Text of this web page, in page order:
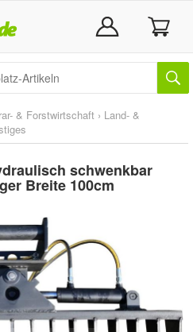
& Forstwirtschaft › Land- &
schwenkbar
Breite 100cm